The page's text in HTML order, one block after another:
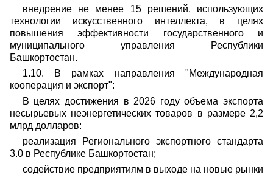
внедрение не менее 15 решений, использующих
технологии искусственного интеллекта, в целях
повышения эффективности государственного и
муниципального управления Республики
Башкортостан.
1.10. В рамках направления "Международная
кооперация и экспорт":
В целях достижения в 2026 году объема экспорта
несырьевых неэнергетических товаров в размере 2,2
млрд долларов:
реализация Регионального экспортного стандарта
3.0 в Республике Башкортостан;
содействие предприятиям в выходе на новые рынки